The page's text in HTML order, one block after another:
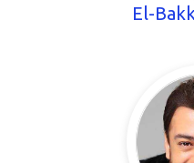
El-